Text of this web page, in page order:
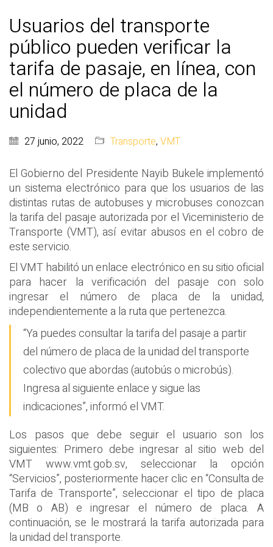
Usuarios del transporte
público pueden verificar la
tarifa de pasaje, en línea, con
el número de placa de la
unidad
27 junio, 2022 Transporte, VMT
El Gobierno del Presidente Nayib Bukele implementó
un sistema electrónico para que los usuarios de las
distintas rutas de autobuses y microbuses conozcan
la tarifa del pasaje autorizada por el Viceministerio de
Transporte (VMT), así evitar abusos en el cobro de
este servicio.
El VMT habilitó un enlace electrónico en su sitio oficial
para hacer la verificación del pasaje con solo
ingresar el número de placa de la unidad,
independientemente a la ruta que pertenezca.
“Ya puedes consultar la tarifa del pasaje a partir
del número de placa de la unidad del transporte
colectivo que abordas (autobús o microbús).
Ingresa al siguiente enlace y sigue las
indicaciones”, informó el VMT.
Los pasos que debe seguir el usuario son los
siguientes: Primero debe ingresar al sitio web del
VMT www.vmt.gob.sv, seleccionar la opción
“Servicios”, posteriormente hacer clic en “Consulta de
Tarifa de Transporte”, seleccionar el tipo de placa
(MB o AB) e ingresar el número de placa. A
continuación, se le mostrará la tarifa autorizada para
la unidad del transporte.